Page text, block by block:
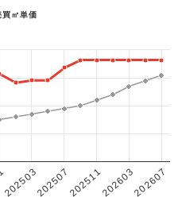
買㎡単価
202503202507202511202603202607